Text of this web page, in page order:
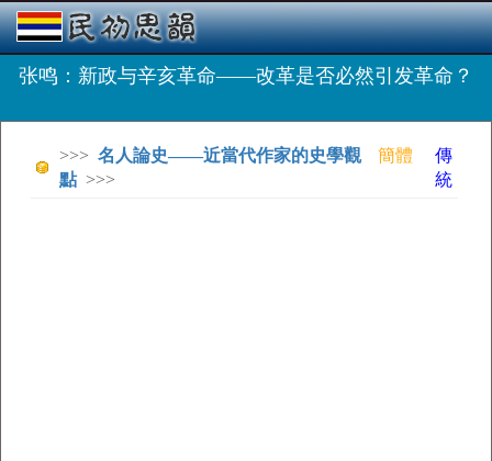
张鸣：新政与辛亥革命——改革是否必然引发革命？
>>> 名人論史——近當代作家的史學觀
點 >>>
簡體
傳
統